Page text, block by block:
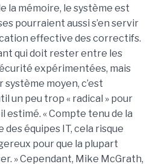
la mémoire, le système est
pourraient aussi s’en servir
effective des correctifs.
qui doit rester entre les
expérimentées, mais
moyen, c’est
un peu trop « radical » pour
estimé. « Compte tenu de la
équipes IT, cela risque
pour que la plupart
» Cependant, Mike McGrath,